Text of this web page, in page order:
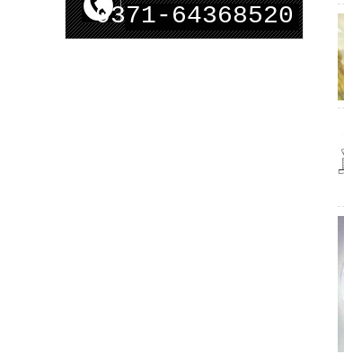
0371-64368520